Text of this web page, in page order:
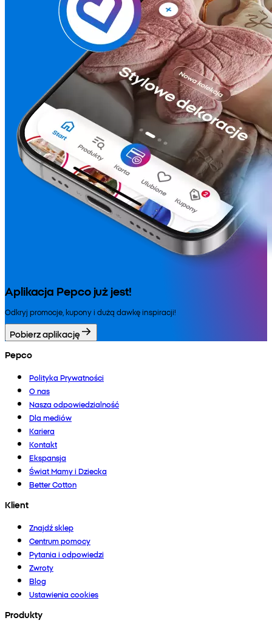
Aplikacja Pepco już jest!
Odkryj promocje, kupony i dużą dawkę inspiracji!
Pobierz aplikację
Pepco
Polityka Prywatności
O nas
Nasza odpowiedzialność
Dla mediów
Kariera
Kontakt
Ekspansja
Świat Mamy i Dziecka
Better Cotton
Klient
Znajdź sklep
Centrum pomocy
Pytania i odpowiedzi
Zwroty
Blog
Ustawienia cookies
Produkty